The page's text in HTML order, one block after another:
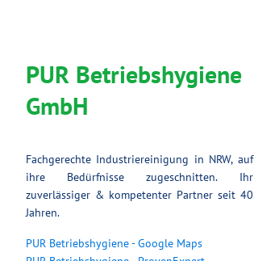
PUR Betriebshygiene
GmbH
Fachgerechte Industriereinigung in NRW, auf
ihre Bedürfnisse zugeschnitten. Ihr
zuverlässiger & kompetenter Partner seit 40
Jahren.
PUR Betriebshygiene - Google Maps